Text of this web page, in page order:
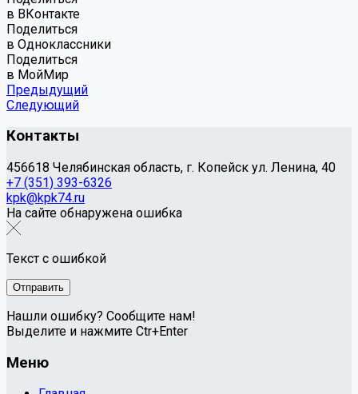
в ВКонтакте
Поделиться
в Одноклассники
Поделиться
в МойМир
Предыдущий
Следующий
Контакты
456618 Челябинская область, г. Копейск ул. Ленина, 40
+7 (351) 393-6326
kpk@kpk74.ru
На сайте обнаружена ошибка
Текст с ошибкой
Нашли ошибку? Сообщите нам!
Выделите и нажмите Ctr+Enter
Меню